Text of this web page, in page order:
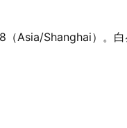
Asia/Shanghai）。